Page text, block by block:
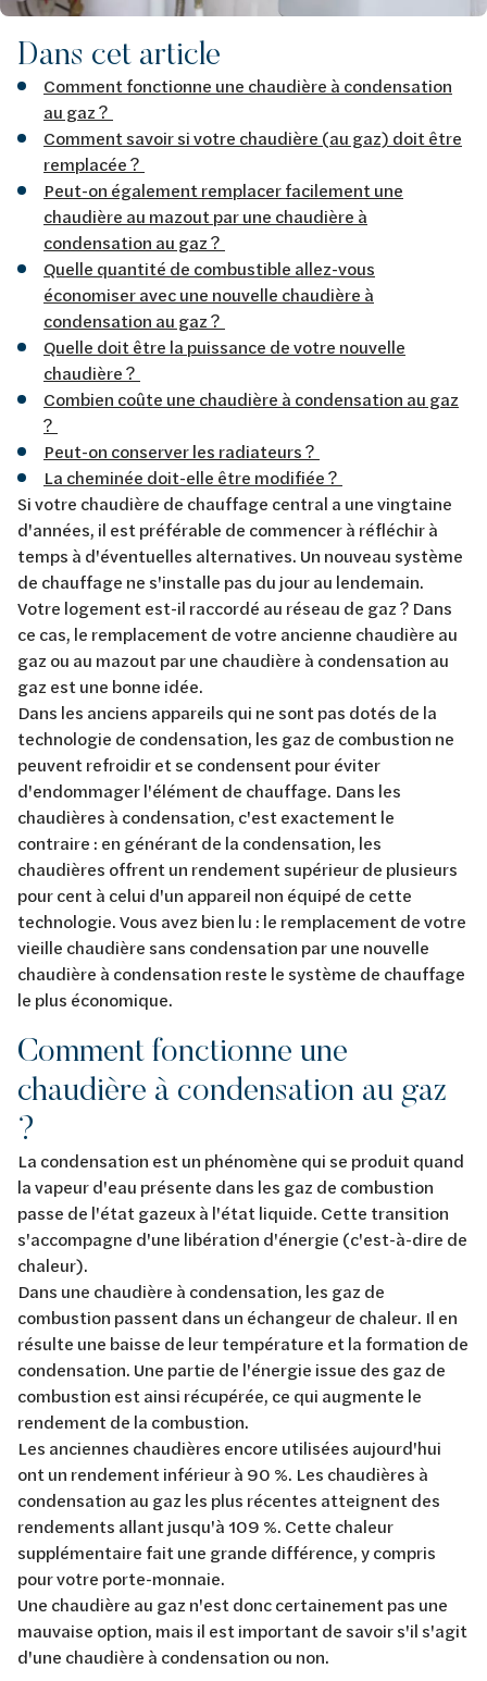
Dans cet article
Comment fonctionne une chaudière à condensation
au gaz ?
Comment savoir si votre chaudière (au gaz) doit être
remplacée ?
Peut-on également remplacer facilement une
chaudière au mazout par une chaudière à
condensation au gaz ?
Quelle quantité de combustible allez-vous
économiser avec une nouvelle chaudière à
condensation au gaz ?
Quelle doit être la puissance de votre nouvelle
chaudière ?
Combien coûte une chaudière à condensation au gaz
?
Peut-on conserver les radiateurs ?
La cheminée doit-elle être modifiée ?
Si votre chaudière de chauffage central a une vingtaine
d'années, il est préférable de commencer à réfléchir à
temps à d'éventuelles alternatives. Un nouveau système
de chauffage ne s'installe pas du jour au lendemain.
Votre logement est-il raccordé au réseau de gaz ? Dans
ce cas, le remplacement de votre ancienne chaudière au
gaz ou au mazout par une chaudière à condensation au
gaz est une bonne idée.
Dans les anciens appareils qui ne sont pas dotés de la
technologie de condensation, les gaz de combustion ne
peuvent refroidir et se condensent pour éviter
d'endommager l'élément de chauffage. Dans les
chaudières à condensation, c'est exactement le
contraire : en générant de la condensation, les
chaudières offrent un rendement supérieur de plusieurs
pour cent à celui d'un appareil non équipé de cette
technologie. Vous avez bien lu : le remplacement de votre
vieille chaudière sans condensation par une nouvelle
chaudière à condensation reste le système de chauffage
le plus économique.
Comment fonctionne une
chaudière à condensation au gaz
?
La condensation est un phénomène qui se produit quand
la vapeur d'eau présente dans les gaz de combustion
passe de l'état gazeux à l'état liquide. Cette transition
s'accompagne d'une libération d'énergie (c'est-à-dire de
chaleur).
Dans une chaudière à condensation, les gaz de
combustion passent dans un échangeur de chaleur. Il en
résulte une baisse de leur température et la formation de
condensation. Une partie de l'énergie issue des gaz de
combustion est ainsi récupérée, ce qui augmente le
rendement de la combustion.
Les anciennes chaudières encore utilisées aujourd'hui
ont un rendement inférieur à 90 %. Les chaudières à
condensation au gaz les plus récentes atteignent des
rendements allant jusqu'à 109 %. Cette chaleur
supplémentaire fait une grande différence, y compris
pour votre porte-monnaie.
Une chaudière au gaz n'est donc certainement pas une
mauvaise option, mais il est important de savoir s'il s'agit
d'une chaudière à condensation ou non.